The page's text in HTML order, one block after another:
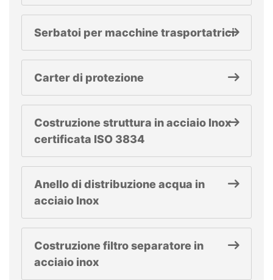
Serbatoi per macchine trasportatrici
Carter di protezione
Costruzione struttura in acciaio Inox
certificata ISO 3834
Anello di distribuzione acqua in
acciaio Inox
Costruzione filtro separatore in
acciaio inox